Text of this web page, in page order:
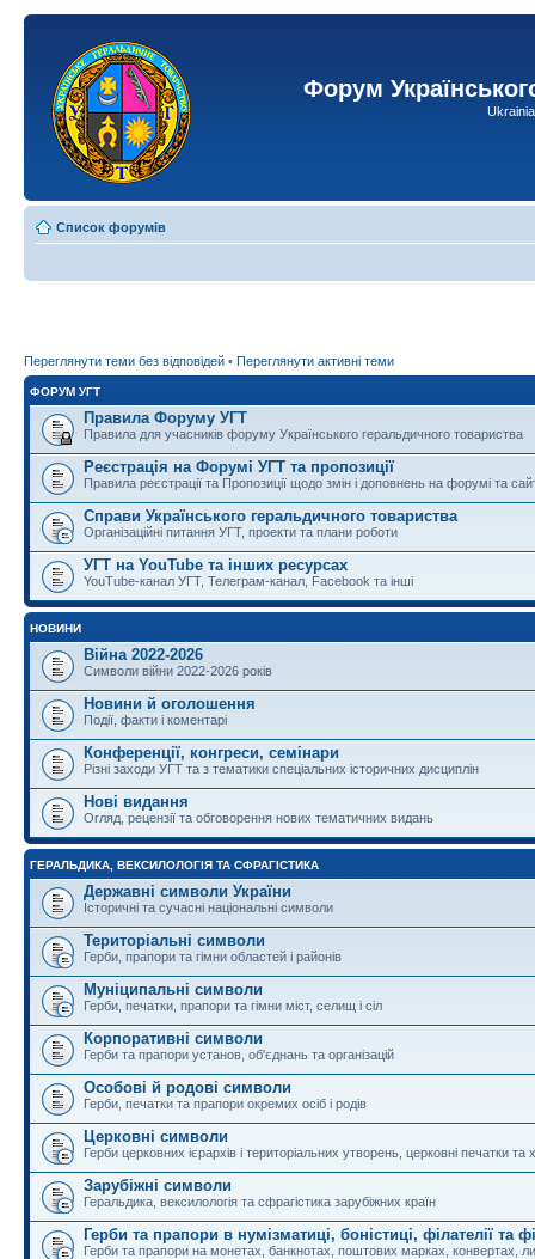
Форум
Список форумів
Переглянути теми без відповідей • Переглянути активні теми
ФОРУМ УГТ
Правила Форуму УГТ
Правила для учасників форуму Українського геральдичного товариства
Реєстрація на Форумі УГТ та пропозиції
Правила реєстрації та Пропозиції щодо змін і доповнень на форумі та
Справи Українського геральдичного товариства
Організаційні питання УГТ, проекти та плани роботи
УГТ на YouTube та інших ресурсах
YouTube-канал УГТ, Телеграм-канал, Facebook та інші
НОВИНИ
Війна 2022-2026
Символи війни 2022-2026 років
Новини й оголошення
Події, факти і коментарі
Конференції, конгреси, семінари
Різні заходи УГТ та з тематики спеціальних історичних дисциплін
Нові видання
Огляд, рецензії та обговорення нових тематичних видань
ГЕРАЛЬДИКА, ВЕКСИЛОЛОГІЯ ТА СФРАГІСТИКА
Державні символи України
Історичні та сучасні національні символи
Територіальні символи
Герби, прапори та гімни областей і районів
Муніципальні символи
Герби, печатки, прапори та гімни міст, селищ і сіл
Корпоративні символи
Герби та прапори установ, об'єднань та організацій
Особові й родові символи
Герби, печатки та прапори окремих осіб і родів
Церковні символи
Герби церковних ієрархів і територіальних утворень, церковні печатки та
Зарубіжні символи
Геральдика, вексилологія та сфрагістика зарубіжних країн
Герби та прапори в нумізматиці, боністиці, філателії та
Герби та прапори на монетах, банкнотах, поштових марках, конвертах,